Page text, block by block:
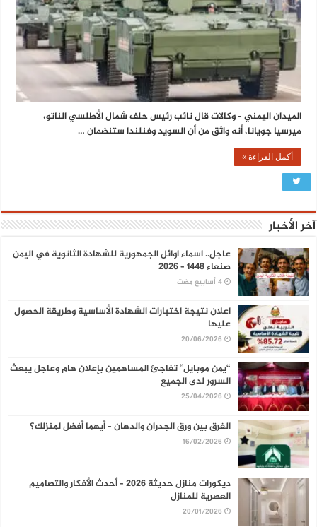
الميدان اليمني – وكالات قال نائب رئيس حلف شمال الأطلسي الناتو،
ميرسيا جويانا، أنه واثق من أن السويد وفنلندا ستنضمان …
أكمل القراءة »
آخر الأخبار
عاجل.. اسماء اوائل الجمهورية للشهادة الثانوية في اليمن
صنعاء 1448 – 2026
اعلان نتيجة اختبارات الشهادة الأساسية وطريقة الحصول
عليها
20/06/2026
“يمن موبايل” تفاجئ المساهمين بإعلان هام وعاجل يبعث
السرور لدى الجميع
25/04/2026
الفرق بين ورق الجدران والدهان – أيهما أفضل لمنزلك؟
16/02/2026
ديكورات منازل حديثة 2026 – أحدث الأفكار والتصاميم
العصرية للمنازل
20/01/2026